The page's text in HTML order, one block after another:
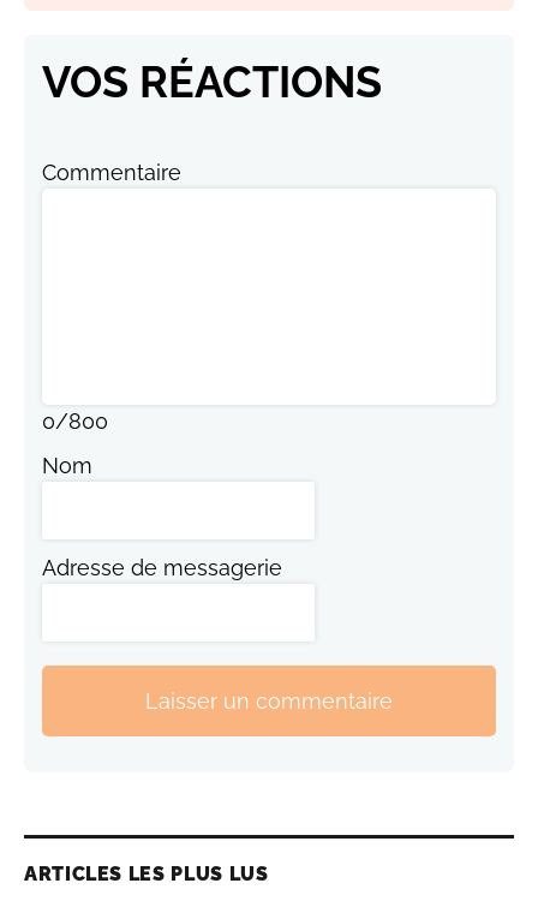
VOS RÉACTIONS
Commentaire
0/800
Nom
Adresse de messagerie
Laisser un commentaire
ARTICLES LES PLUS LUS